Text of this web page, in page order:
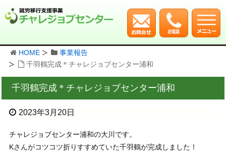
HOME
事業報告
千羽鶴完成＊チャレジョブセンター浦和
千羽鶴完成＊チャレジョブセンター浦和
2023年3月20日
チャレジョブセンター浦和の大川です。
Kさんがコツコツ折りすすめていた千羽鶴が完成しました！